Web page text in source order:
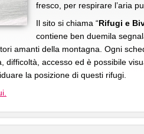
fresco, per respirare l’aria
Il sito si chiama “Rifugi e
contiene ben duemila
amanti della montagna. Ogni
difficoltà, accesso ed è possibile
la posizione di questi rifugi.